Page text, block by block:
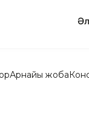
Арнайы жоба